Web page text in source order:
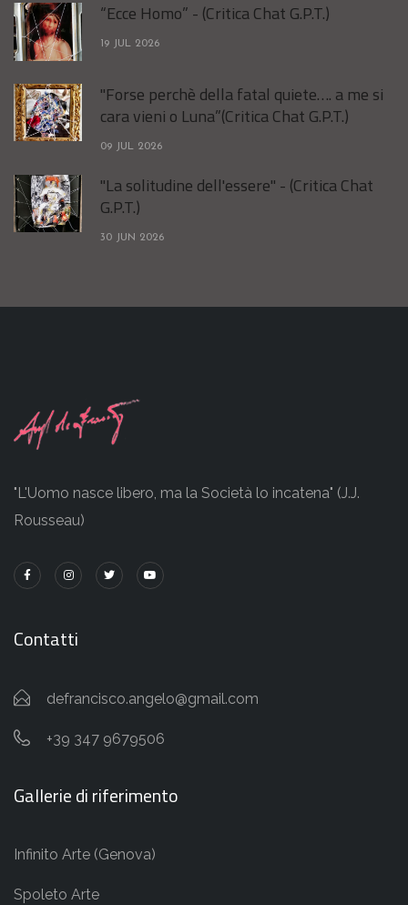
“Ecce Homo” - (Critica Chat G.P.T.)
19 JUL 2026
"Forse perchè della fatal quiete…. a me si
cara vieni o Luna”(Critica Chat G.P.T.)
09 JUL 2026
"La solitudine dell'essere" - (Critica Chat
G.P.T.)
30 JUN 2026
"L'Uomo nasce libero, ma la Società lo incatena" (J.J.
Rousseau)
Contatti
defrancisco.angelo@gmail.com
+39 347 9679506
Gallerie di riferimento
Infinito Arte (Genova)
Spoleto Arte